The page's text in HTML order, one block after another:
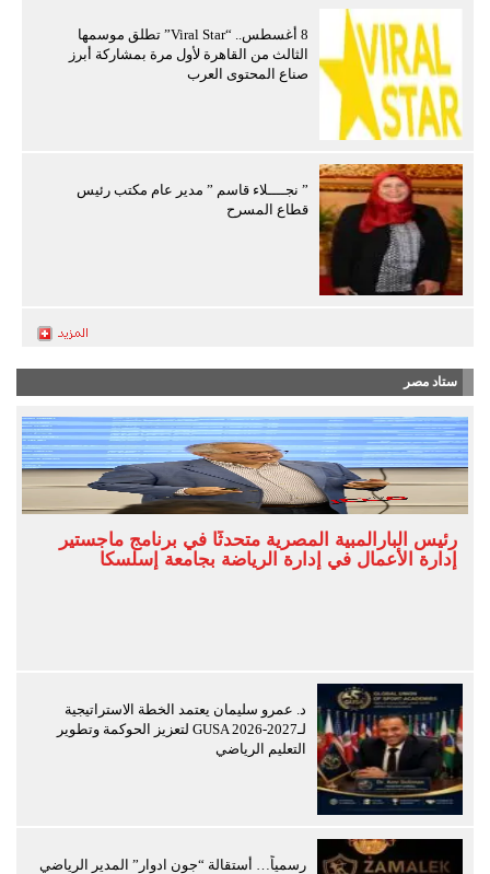
8 أغسطس.. “Viral Star” تطلق موسمها
الثالث من القاهرة لأول مرة بمشاركة أبرز
صناع المحتوى العرب
” نجــــلاء قاسم ” مدير عام مكتب رئيس
قطاع المسرح
ستاد مصر
رئيس البارالمبية المصرية متحدثًا في برنامج ماجستير
إدارة الأعمال في إدارة الرياضة بجامعة إسلسكا
د. عمرو سليمان يعتمد الخطة الاستراتيجية
لـGUSA 2026-2027 لتعزيز الحوكمة وتطوير
التعليم الرياضي
رسمياً… أستقالة “جون ادوار” المدير الرياضي